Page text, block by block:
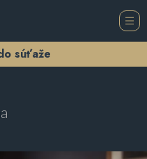
súťaže